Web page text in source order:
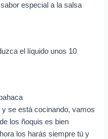
especial a la salsa
el líquido unos 10
se está cocinando, vamos
los ñoquis es bien
los harás siempre tú y